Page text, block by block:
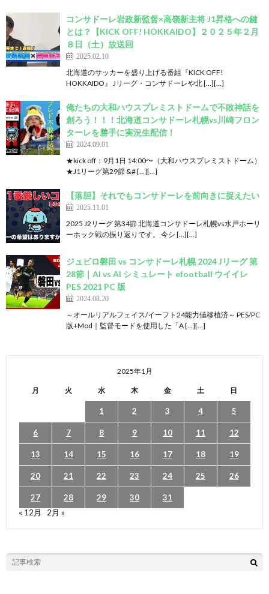
コンサドーレ岩政新監督×高嶺新主将 J1昇格への鍵
とは？【KICK OFF! HOKKAIDO】２０２５年２月
８日（土）放送回
2025.02.10
北海道のサッカーを盛り上げる番組『KICK OFF!
HOKKAIDO』 Jリーグ・コンサドーレや北 […][…]
俺たちの大和ハウスプレミストドームで不敗神話を
創ろう！！！北海道コンサドーレ札幌vs川崎フロン
ターレを勝手に実況生配信！
2024.09.01
★kick off：9月1日 14:00〜（大和ハウスプレミストドーム）
★J1リーグ第29節 &# […][…]
【落胆】それでもコンサドーレを前向きに捉えたい
2025.11.01
2025 J2リーグ 第34節 北海道コンサドーレ札幌vs水戸ホーリ
ーホック戦の振り返りです。 今シ […][…]
ジュビロ磐田 vs コンサドーレ札幌 2024 Jリーグ 第
28節｜AI vs AI シミュレート efootball ウイイレ
PES 2021 PC 版
2024.08.20
～オールリアルフェイス/イーフト24能力値移植済～ PES/PC
版+Mod｜監督モードを使用した「A […][…]
2025年1月
月 火 水 木 金 土 日
1 2 3 4 5
6 7 8 9 10 11 12
13 14 15 16 17 18 19
20 21 22 23 24 25 26
27 28 29 30
31
« 12月
2月 »